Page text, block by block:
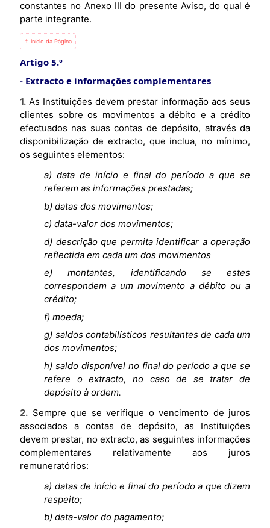
constantes no Anexo III do presente Aviso, do qual é
parte integrante.
⇡ Início da Página
Artigo 5.º
Extracto e informações complementares
1. As Instituições devem prestar informação aos seus
clientes sobre os movimentos a débito e a crédito
efectuados nas suas contas de depósito, através da
disponibilização de extracto, que inclua, no mínimo,
os seguintes elementos:
a) data de início e final do período a que se
referem as informações prestadas;
b) datas dos movimentos;
c) data-valor dos movimentos;
d) descrição que permita identificar a operação
reflectida em cada um dos movimentos
e) montantes, identificando se estes
correspondem a um movimento a débito ou a
crédito;
f) moeda;
g) saldos contabilísticos resultantes de cada um
dos movimentos;
h) saldo disponível no final do período a que se
refere o extracto, no caso de se tratar de
depósito à ordem.
2. Sempre que se verifique o vencimento de juros
associados a contas de depósito, as Instituições
devem prestar, no extracto, as seguintes informações
complementares relativamente aos juros
remuneratórios:
a) datas de início e final do período a que dizem
respeito;
b) data-valor do pagamento;